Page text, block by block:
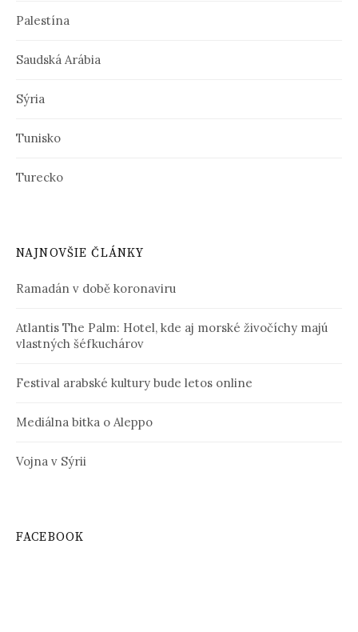
Palestína
Saudská Arábia
Sýria
Tunisko
Turecko
NAJNOVŠIE ČLÁNKY
Ramadán v době koronaviru
Atlantis The Palm: Hotel, kde aj morské živočíchy majú
vlastných šéfkuchárov
Festival arabské kultury bude letos online
Mediálna bitka o Aleppo
Vojna v Sýrii
FACEBOOK